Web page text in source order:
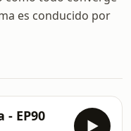
es conducido por
EP90